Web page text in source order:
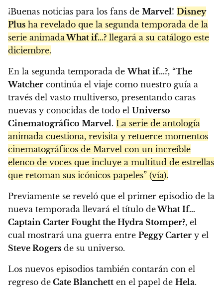
¡Buenas noticias para los fans de Marvel! Disney
Plus ha revelado que la segunda temporada de la
serie animadaWhat if…? llegará a su catálogo este
diciembre.
En la segunda temporada deWhat if…?, “The
Watcher continúa el viaje como nuestro guía a
través del vasto multiverso, presentando caras
nuevas y conocidas de todo el Universo
Cinematográfico Marvel. La serie de antología
animada cuestiona, revisita y retuerce momentos
cinematográficos de Marvel con un increíble
elenco de voces que incluye a multitud de estrellas
que retoman sus icónicos papeles” (vía).
Previamente se reveló que el primer episodio de la
nueva temporada llevará el título deWhat If…
Captain Carter Fought the Hydra Stomper?, el
cual mostrará una guerra entre Peggy Carter y el
Steve Rogers de su universo.
Los nuevos episodios también contarán con el
regreso de Cate Blanchett en el papel de Hela.